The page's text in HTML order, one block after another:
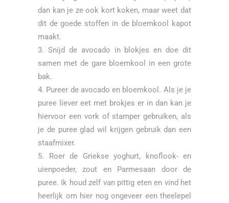
dan kan je ze ook kort koken, maar weet dat
dit de goede stoffen in de bloemkool kapot
maakt.
Snijd de avocado in blokjes en doe dit
samen met de gare bloemkool in een grote
bak.
Pureer de avocado en bloemkool. Als je je
puree liever eet met brokjes er in dan kan je
hiervoor een vork of stamper gebruiken, als
je de puree glad wil krijgen gebruik dan een
staafmixer.
Roer de Griekse yoghurt, knoflook- en
uienpoeder, zout en Parmesaan door de
puree. Ik houd zelf van pittig eten en vind het
heerlijk om hier nog ongeveer een theelepel